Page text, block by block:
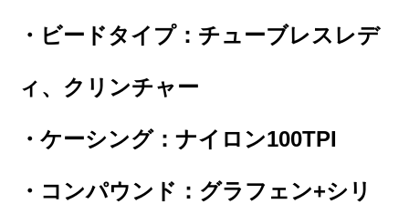
・ビードタイプ：チューブレスレデ
ィ、クリンチャー
・ケーシング：ナイロン100TPI
・コンパウンド：グラフェン+シリ